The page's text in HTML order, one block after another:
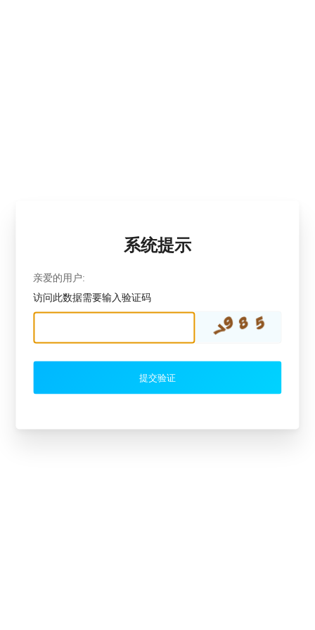
系统提示
亲爱的用户:
访问此数据需要输入验证码